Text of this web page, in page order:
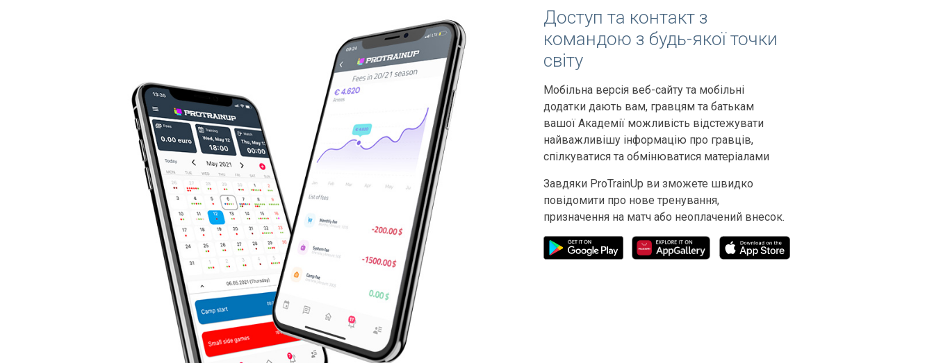
Доступ та контакт з
командою з будь-якої точки
світу
Мобільна версія веб-сайту та мобільні
додатки дають вам, гравцям та батькам
вашої Академії можливість відстежувати
найважливішу інформацію про гравців,
спілкуватися та обмінюватися матеріалами
Завдяки ProTrainUp ви зможете швидко
повідомити про нове тренування,
призначення на матч або неоплачений внесок.